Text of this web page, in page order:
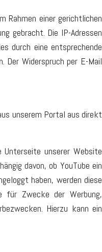
Rahmen einer gerichtlichen
gebracht. Die IP-Adressen
durch eine entsprechende
Der Widerspruch per E-Mail
unserem Portal aus direkt
unserer Website
davon, ob YouTube ein
haben, werden diese
für Zwecke der Werbung,
Hierzu kann ein